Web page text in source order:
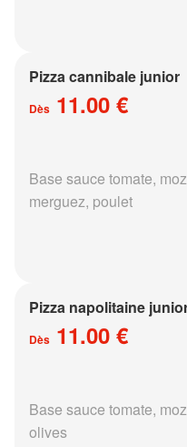
Pizza cannibale junior
Dès 11.00 €
Base sauce tomate,
merguez, poulet
Pizza napolitaine
Dès 11.00 €
Base sauce tomate,
olives